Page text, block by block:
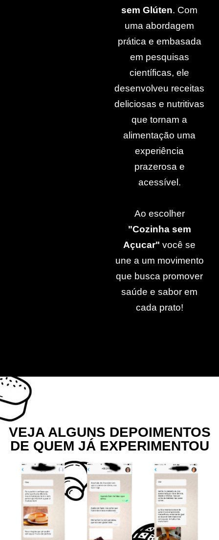
sem Glúten. Com
uma abordagem
prática e embasada
em pesquisas
científicas, ele
desenvolveu receitas
deliciosas e nutritivas
que tornam a
alimentação uma
experiência
prazerosa e
acessível.
Ao escolher
"Cozinha sem
Açucar" você se
une a um movimento
que busca promover
saúde e sabor em
cada prato!
VEJA ALGUNS DEPOIMENTOS
DE QUEM JÁ EXPERIMENTOU